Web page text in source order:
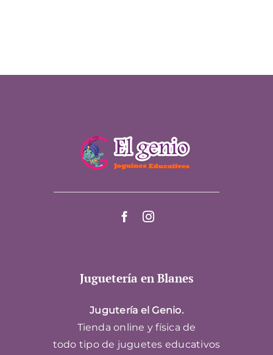
Juguetería en Blanes
Jugutería el Genio.
Tienda online y física de
todo tipo de juguetes educativos